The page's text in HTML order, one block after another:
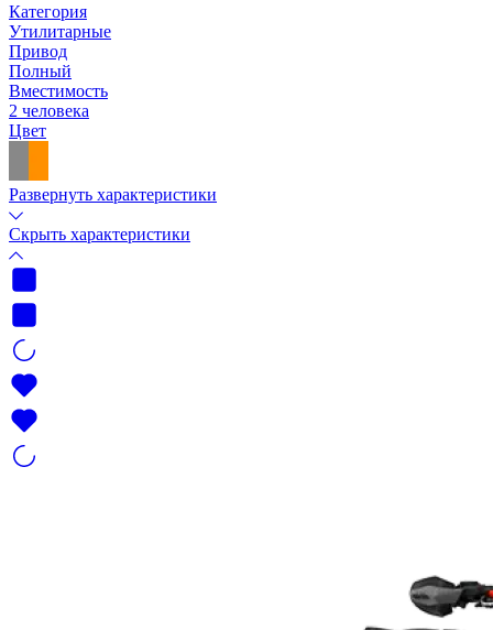
Категория
Утилитарные
Привод
Полный
Вместимость
2 человека
Цвет
Развернуть характеристики
Скрыть характеристики